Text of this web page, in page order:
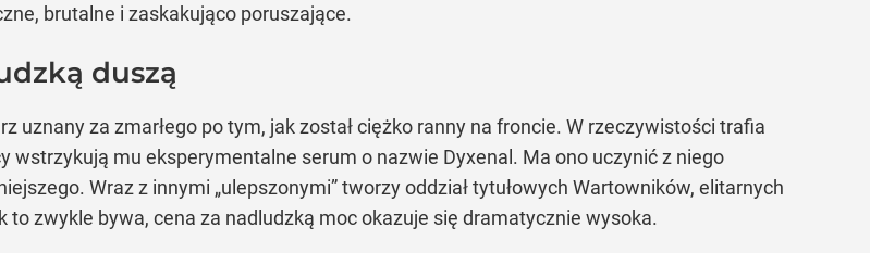
brutalne i zaskakująco poruszające.
duszą
uznany za zmarłego po tym, jak został ciężko ranny na froncie. W rzeczywistości trafia
wstrzykują mu eksperymentalne serum o nazwie Dyxenal. Ma ono uczynić z niego
Wraz z innymi „ulepszonymi” tworzy oddział tytułowych Wartowników, elitarnych
zwykle bywa, cena za nadludzką moc okazuje się dramatycznie wysoka.